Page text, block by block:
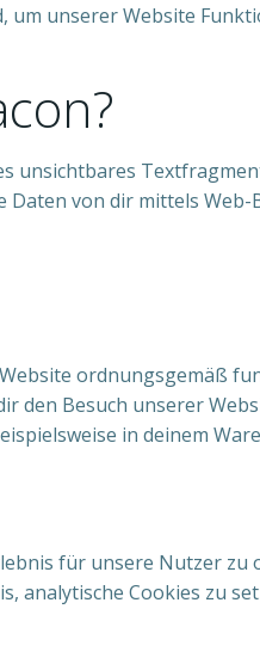
um unserer Website
unsichtbares
von dir mittels Web-
ordnungsgemäß
den Besuch unserer
in deinem
für unsere Nutzer
analytische Cookies zu